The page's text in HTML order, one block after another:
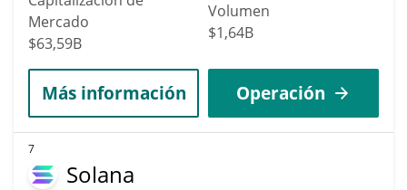
Mercado
$63,59B
Volumen
$1,64B
Más información Operación
7
Solana